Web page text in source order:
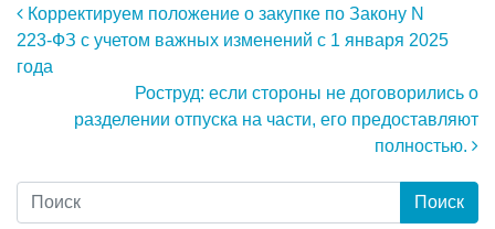
Навигация по записям
Корректируем положение о закупке по Закону N
223-ФЗ с учетом важных изменений с 1 января 2025
года
Роструд: если стороны не договорились о
разделении отпуска на части, его предоставляют
полностью.